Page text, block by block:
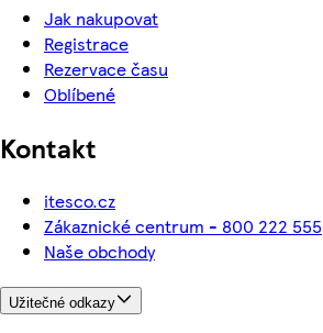
Jak nakupovat
Registrace
Rezervace času
Oblíbené
Kontakt
itesco.cz
Zákaznické centrum - 800 222 555
Naše obchody
Užitečné odkazy